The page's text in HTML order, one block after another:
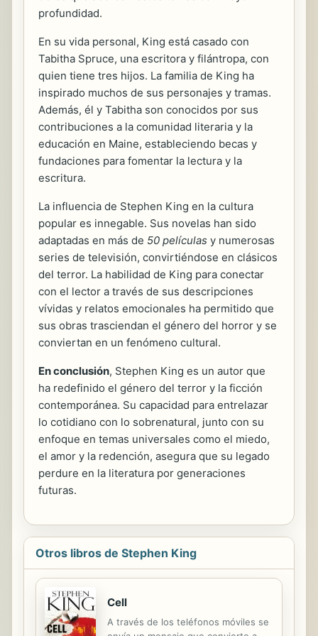
profundidad.
En su vida personal, King está casado con
Tabitha Spruce, una escritora y filántropa, con
quien tiene tres hijos. La familia de King ha
inspirado muchos de sus personajes y tramas.
Además, él y Tabitha son conocidos por sus
contribuciones a la comunidad literaria y la
educación en Maine, estableciendo becas y
fundaciones para fomentar la lectura y la
escritura.
La influencia de Stephen King en la cultura
popular es innegable. Sus novelas han sido
adaptadas en más de 50 películas y numerosas
series de televisión, convirtiéndose en clásicos
del terror. La habilidad de King para conectar
con el lector a través de sus descripciones
vívidas y relatos emocionales ha permitido que
sus obras trasciendan el género del horror y se
conviertan en un fenómeno cultural.
En conclusión, Stephen King es un autor que
ha redefinido el género del terror y la ficción
contemporánea. Su capacidad para entrelazar
lo cotidiano con lo sobrenatural, junto con su
enfoque en temas universales como el miedo,
el amor y la redención, asegura que su legado
perdure en la literatura por generaciones
futuras.
Otros libros de Stephen King
Cell
A través de los teléfonos móviles se